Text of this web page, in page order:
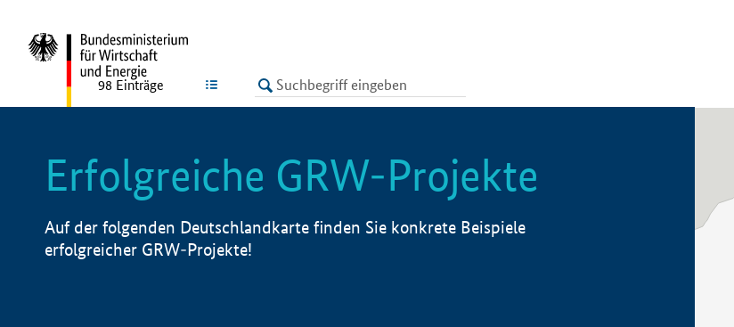
LISTE
98 Einträge
Erfolgreiche GRW-Projekte
Auf der folgenden Deutschlandkarte finden Sie konkrete Beispiele
erfolgreicher GRW-Projekte!